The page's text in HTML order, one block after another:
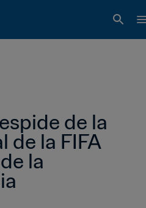
de la
de la FIFA
la